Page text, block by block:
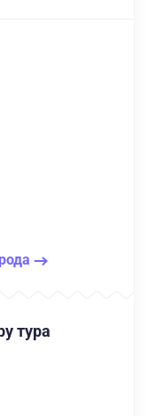
тура